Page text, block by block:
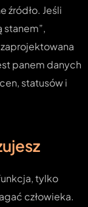
źródło. Jeśli
stanem”,
panem danych
statusów i
tylko
człowieka.